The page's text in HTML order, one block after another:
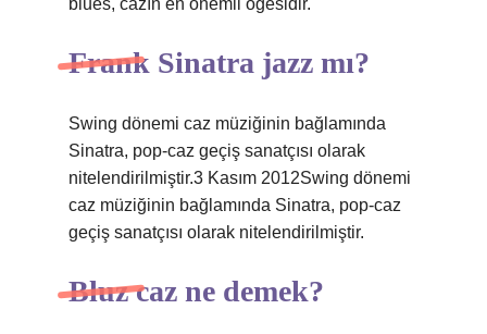
blues, cazın en önemli öğesidir.
Frank Sinatra jazz mı?
Swing dönemi caz müziğinin bağlamında
Sinatra, pop-caz geçiş sanatçısı olarak
nitelendirilmiştir.3 Kasım 2012Swing dönemi
caz müziğinin bağlamında Sinatra, pop-caz
geçiş sanatçısı olarak nitelendirilmiştir.
Bluz caz ne demek?